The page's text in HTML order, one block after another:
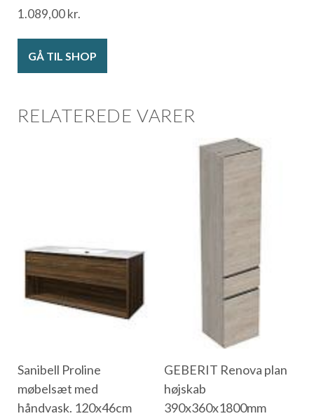
1.089,00kr.
GÅ TIL SHOP
RELATEREDE VARER
Sanibell Proline
møbelsæt med
håndvask. 120x46cm
GEBERIT Renova plan
højskab
390x360x1800mm